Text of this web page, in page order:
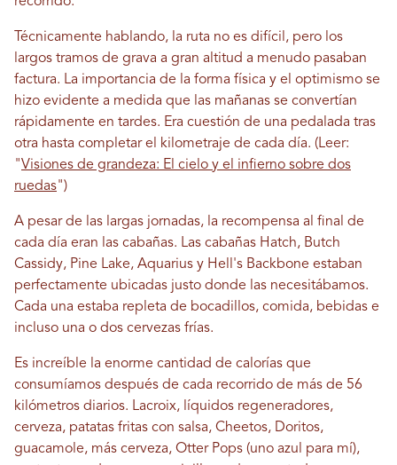
Técnicamente hablando, la ruta no es difícil, pero los
largos tramos de grava a gran altitud a menudo pasaban
factura. La importancia de la forma física y el optimismo se
hizo evidente a medida que las mañanas se convertían
rápidamente en tardes. Era cuestión de una pedalada tras
otra hasta completar el kilometraje de cada día. (Leer:
"Visiones de grandeza: El cielo y el infierno sobre dos
ruedas")
A pesar de las largas jornadas, la recompensa al final de
cada día eran las cabañas. Las cabañas Hatch, Butch
Cassidy, Pine Lake, Aquarius y Hell's Backbone estaban
perfectamente ubicadas justo donde las necesitábamos.
Cada una estaba repleta de bocadillos, comida, bebidas e
incluso una o dos cervezas frías.
Es increíble la enorme cantidad de calorías que
consumíamos después de cada recorrido de más de 56
kilómetros diarios. Lacroix, líquidos regeneradores,
cerveza, patatas fritas con salsa, Cheetos, Doritos,
guacamole, más cerveza, Otter Pops (uno azul para mí),